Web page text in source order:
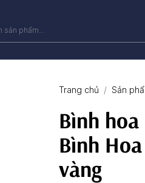
Trang chủ Sản
Bình
Bình
vàng